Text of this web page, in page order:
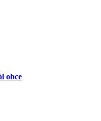
obce